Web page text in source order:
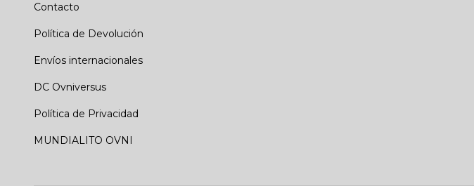
Contacto
Política de Devolución
Envíos internacionales
DC Ovniversus
Política de Privacidad
MUNDIALITO OVNI